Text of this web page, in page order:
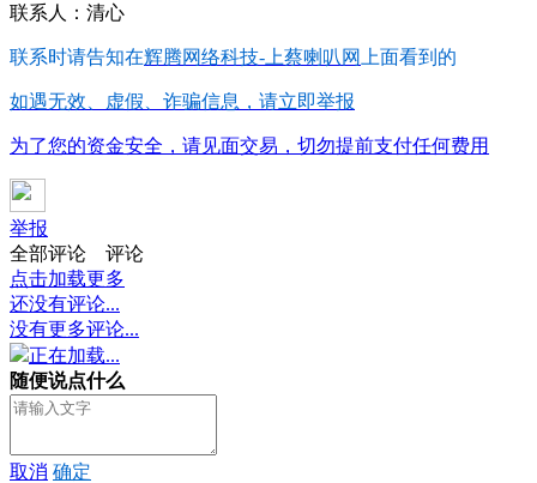
联系人：清心
联系时请告知在辉腾网络科技-上蔡喇叭网 上面看到的
如遇无效、虚假、诈骗信息，请立即举报
为了您的资金安全，请见面交易，切勿提前支付任何费用
举报
全部评论
评论
点击加载更多
还没有评论...
没有更多评论...
正在加载...
随便说点什么
取消 确定